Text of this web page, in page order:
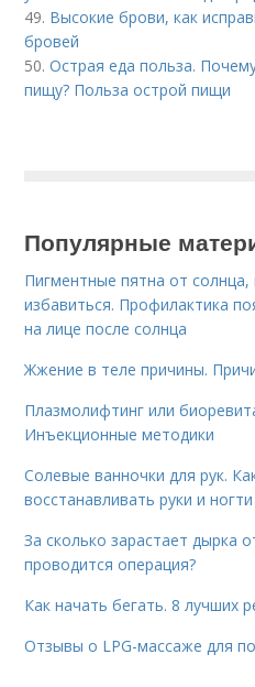
49. Высокие брови, как
бровей
50.Острая еда польза.
пищу? Польза острой пищи
Популярные
Пигментные пятна от
избавиться. Профилактика
на лице после солнца
Жжение в теле причины.
Плазмолифтинг или
Инъекционные методики
Солевые ванночки для рук.
восстанавливать руки и
За сколько зарастает дырка
проводится операция?
Как начать бегать. 8 лучших
Отзывы о LPG-массаже для